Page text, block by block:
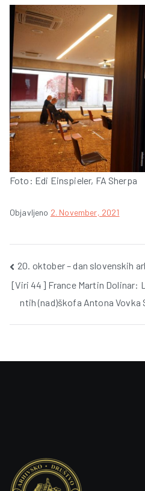
Foto: Edi Einspieler, FA Sherpa
Objavljeno 2. November, 2021
Post
navigation
20. oktober – dan slovenskih
[Viri 44] France Martin Dolinar:
ntih (nad)škofa Antona Vovka